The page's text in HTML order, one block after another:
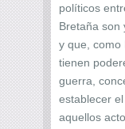
políticos
Bretaña son
y que, como
tienen
guerra,
establecer
aquellos